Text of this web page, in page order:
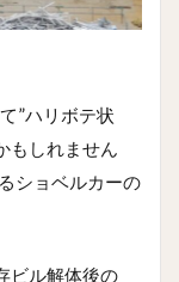
”ハリボテ状
もしれません
ショベルカーの
ビル解体後の